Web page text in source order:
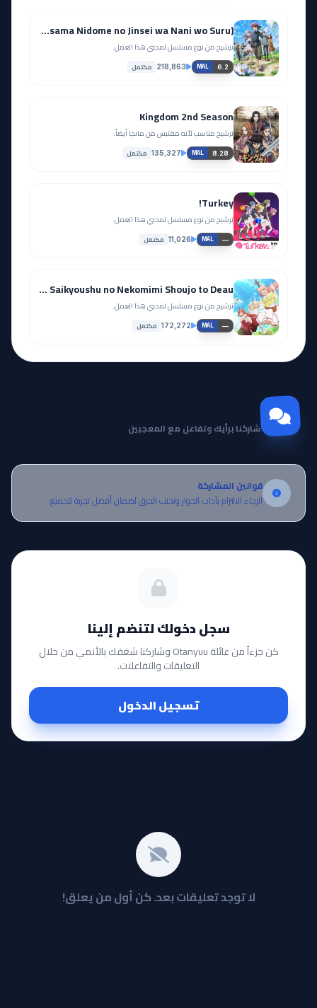
The Beginning After the End (Saikyou no Ousama Nidome no Jinsei wa Nani wo Suru)
ترشيح من نوع مسلسل لمحبي هذا العمل.
MAL 6.2
218,863 مكتمل
Kingdom 2nd Season
ترشيح مناسب لأنه مقتبس من مانجا أيضاً.
MAL 8.28
135,327 مكتمل
Turkey!
ترشيح من نوع مسلسل لمحبي هذا العمل.
MAL —
11,026 مكتمل
Yuusha Party wo Tsuihou sareta Beast Tamer, Saikyoushu no Nekomimi Shoujo to Deau
ترشيح من نوع مسلسل لمحبي هذا العمل.
MAL —
172,272 مكتمل
مجتمع Otanyuu
شاركنا برأيك وتفاعل مع المعجبين
قوانين المشاركة
الرجاء الالتزام بآداب الحوار وتجنب الحرق لضمان أفضل تجربة للجميع.
سجل دخولك لتنضم إلينا
كن جزءاً من عائلة Otanyuu وشاركنا شغفك بالأنمي من خلال
التعليقات والتفاعلات.
تسجيل الدخول
لا توجد تعليقات بعد. كن أول من يعلق!